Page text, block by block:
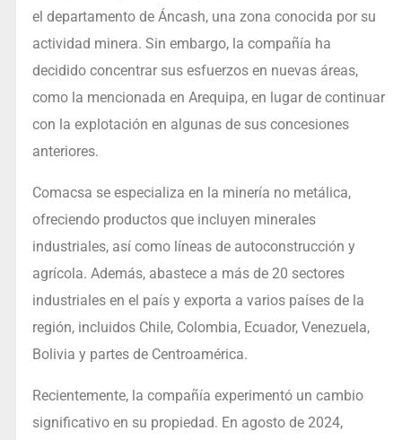
el departamento de Áncash, una zona conocida por su
actividad minera. Sin embargo, la compañía ha
decidido concentrar sus esfuerzos en nuevas áreas,
como la mencionada en Arequipa, en lugar de continuar
con la explotación en algunas de sus concesiones
anteriores.
Comacsa se especializa en la minería no metálica,
ofreciendo productos que incluyen minerales
industriales, así como líneas de autoconstrucción y
agrícola. Además, abastece a más de 20 sectores
industriales en el país y exporta a varios países de la
región, incluidos Chile, Colombia, Ecuador, Venezuela,
Bolivia y partes de Centroamérica.
Recientemente, la compañía experimentó un cambio
significativo en su propiedad. En agosto de 2024,